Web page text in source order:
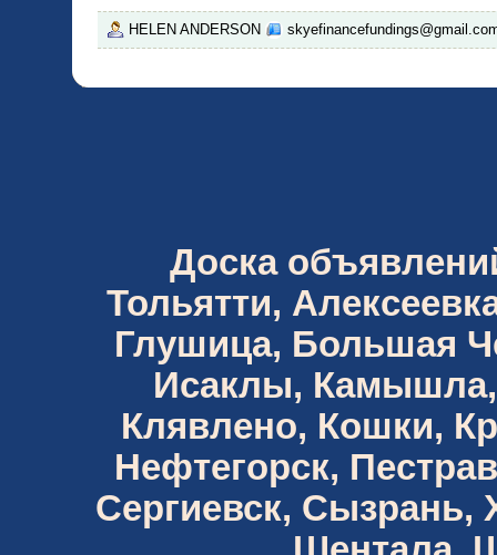
HELEN ANDERSON
Доска
Тольятти,
Глушица, Большая
Исаклы, Камышла,
Клявлено, Кошки,
Нефтегорск,
Сергиевск,